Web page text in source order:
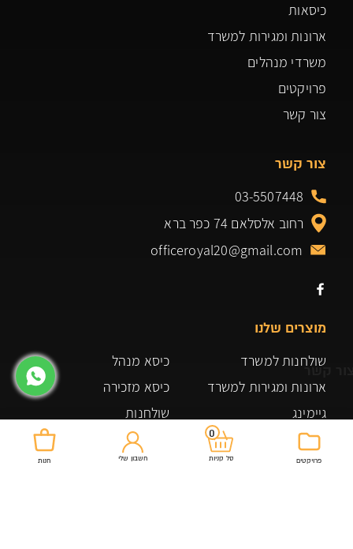
קשר
כיסאות
ארונות ומגירות למשרד
משרדי מנהלים
פרויקטים
צור קשר
מוצרים שלנו
שולחנות למשרד
ארונות ומגירות למשרד
גיימינג
שולחן ביתי למשרד
ארונות אחסון ומדפים
כיסא מנהל
כיסא מזכירה
שולחנות
ארונות אחסון
משרדים
צור קשר
03-5507448
רחוב אלסלאם 74 כפר ברא
officeroyal20@gmail.com
פרויקטים
0
סל קניות חשבון שלי חנות